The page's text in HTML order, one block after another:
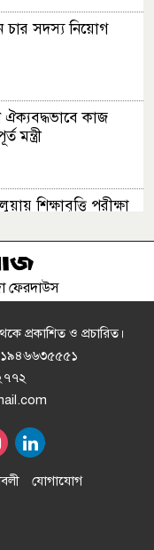
চার সদস্য নিয়োগ
ঐক্যবদ্ধভাবে কাজ
মন্ত্রী
শিক্ষাবৃত্তি পরীক্ষা
শিশুকে ধর্ষণ;
৩২তম
সম্মেলন শুরু
করে লাশ গুমের
ফেরদাউস
প্রকাশিত ও প্রচারিত।
যোগাযোগ